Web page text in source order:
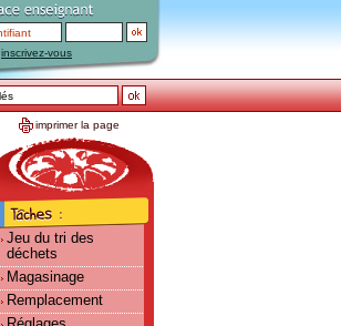
inscrivez-vous
imprimer la page
Jeu du tri des
déchets
Magasinage
Remplacement